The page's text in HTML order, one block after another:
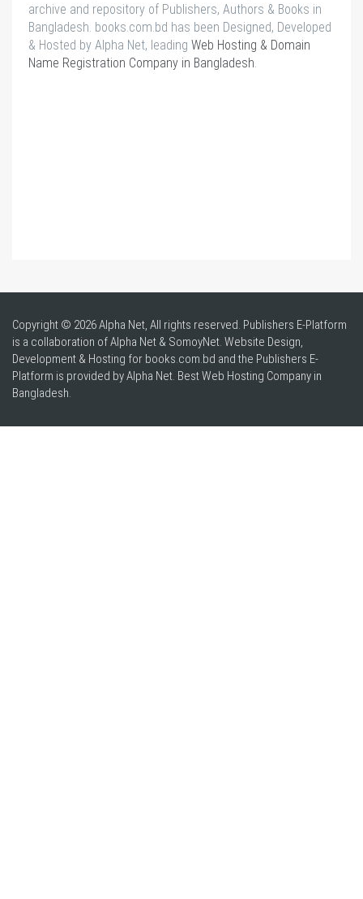
archive and repository of Publishers, Authors & Books in
Bangladesh. books.com.bd has been Designed, Developed
& Hosted by Alpha Net, leading Web Hosting & Domain
Name Registration Company in Bangladesh
Copyright © 2026 Alpha Net, All rights reserved. Publishers E-Platform
is a collaboration of Alpha Net & SomoyNet. Website Design,
Development & Hosting for books.com.bd and the Publishers E-
Platform is provided by Alpha Net. BestWeb Hosting Company in
Bangladesh.